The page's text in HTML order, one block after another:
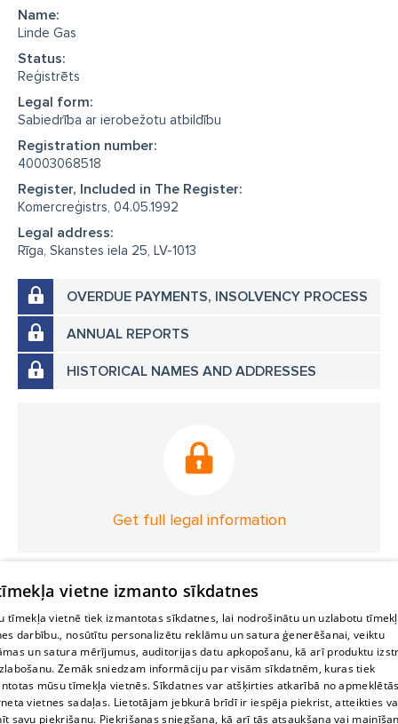
Name:
Linde Gas
Status:
Reģistrēts
Legal form:
Sabiedrība ar ierobežotu atbildību
Registration number:
40003068518
Register, Included in The Register:
Komercreģistrs, 04.05.1992
Legal address:
Rīga, Skanstes iela 25, LV-1013
OVERDUE PAYMENTS, INSOLVENCY PROCESS
ANNUAL REPORTS
HISTORICAL NAMES AND ADDRESSES
Get full legal information
vietne izmanto sīkdatnes
tīmekļa vietnē tiek izmantotas sīkdatnes, lai nodrošinātu un uzlabotu
darbību., nosūtītu personalizētu reklāmu un satura ģenerēšanai, veiktu
un satura mērījumus, auditorijas datu apkopošanu, kā arī produktu
Zemāk sniedzam informāciju par visām sīkdatnēm, kuras tiek
mūsu tīmekļa vietnēs. Sīkdatnes var atšķirties atkarībā no
vietnes sadaļas. Lietotājam jebkurā brīdī ir iespēja piekrist, atteikties
savu piekrišanu. Piekrišanas sniegšana, kā arī tās atsaukšana vai